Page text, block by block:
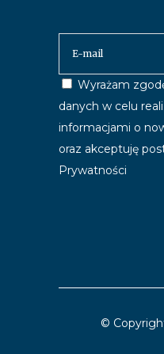
Wyrażam
danych w celu
informacjami o
oraz akceptuję
Prywatności
©